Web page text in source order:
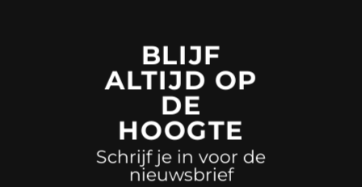
BLIJF
ALTIJD OP
DE
HOOGTE
Schrijf je in voor de
nieuwsbrief